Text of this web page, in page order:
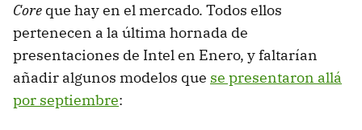
Core que hay en el mercado. Todos ellos
pertenecen a la última hornada de
presentaciones de Intel en Enero, y faltarían
añadir algunos modelos que se presentaron allá
por septiembre: